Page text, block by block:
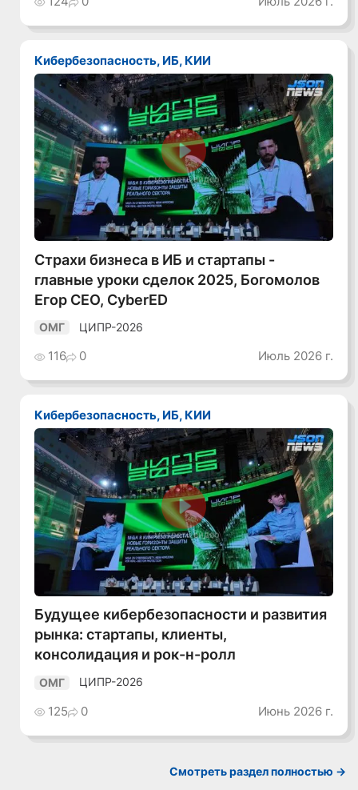
Кибербезопасность, ИБ, КИИ
Смотреть видео
Страхи бизнеса в ИБ и стартапы -
главные уроки сделок 2025, Богомолов
Егор CEO, CyberED
ОМГ ЦИПР-2026
116 0 Июль 2026 г.
Кибербезопасность, ИБ, КИИ
Смотреть видео
Будущее кибербезопасности и развития
рынка: стартапы, клиенты,
консолидация и рок-н-ролл
ОМГ ЦИПР-2026
125 0 Июнь 2026 г.
Смотреть раздел полностью ->